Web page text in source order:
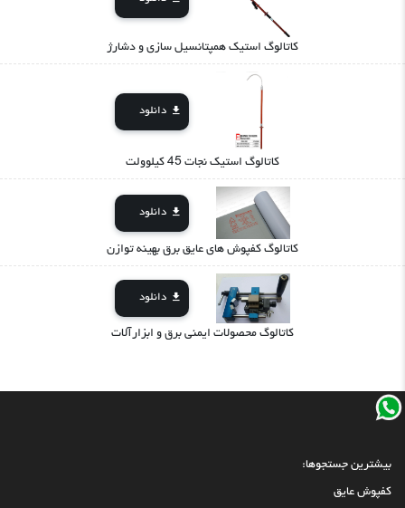
کاتالوگ استیک همپتانسیل سازی و دشارژ
دانلود
کاتالوگ استیک نجات 45 کیلوولت
دانلود
کاتالوگ کفپوش های عایق برق بهینه توازن
دانلود
کاتالوگ محصولات ایمنی برق و ابزارآلات
بیشترین جستجوها:
کفپوش عایق